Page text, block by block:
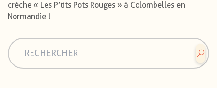
crèche « Les P’tits Pots Rouges » à Colombelles en
Normandie !